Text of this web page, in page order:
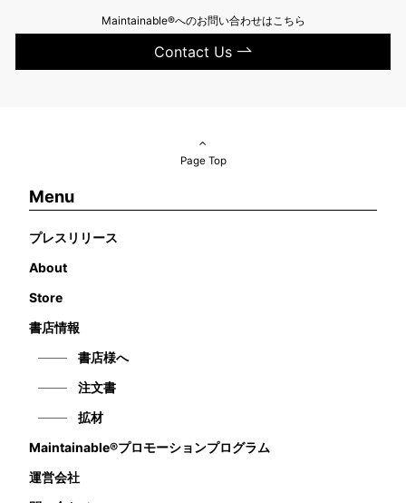
Maintainable®へのお問い合わせはこちら
Contact Us
Page Top
Menu
プレスリリース
About
Store
書店情報
書店様へ
注文書
拡材
Maintainable®プロモーションプログラム
運営会社